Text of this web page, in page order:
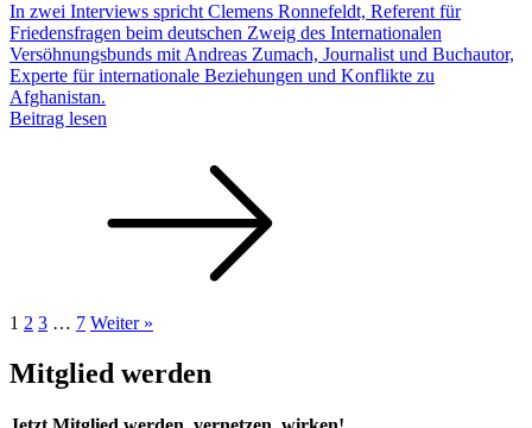
In zwei Interviews spricht Clemens Ronnefeldt, Referent für
Friedensfragen beim deutschen Zweig des Internationalen
Versöhnungsbunds mit Andreas Zumach, Journalist und Buchautor,
Experte für internationale Beziehungen und Konflikte zu
Afghanistan.
Beitrag lesen
1 2 3 … 7 Weiter »
Mitglied werden